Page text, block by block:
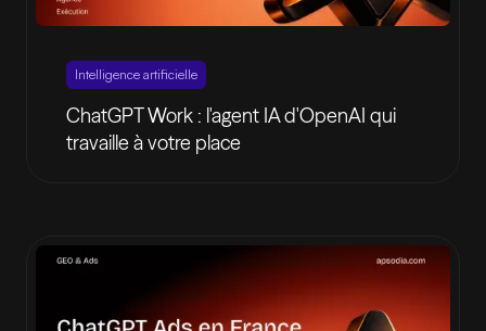
Intelligence artificielle
ChatGPT Work : l'agent IA d'OpenAI qui
travaille à votre place